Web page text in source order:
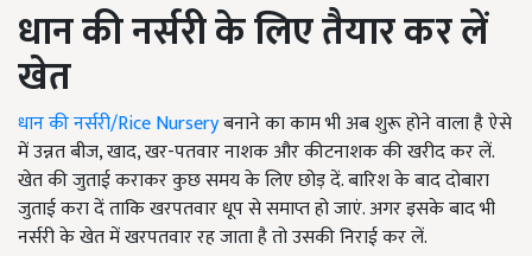
धान की नर्सरी के लिए तैयार कर लें
खेत
धान की नर्सरी/Rice Nurseryबनाने का काम भी अब शुरू होने वाला है ऐसे
में उन्नत बीज, खाद, खर-पतवार नाशक और कीटनाशक की खरीद कर लें.
खेत की जुताई कराकर कुछ समय के लिए छोड़ दें. बारिश के बाद दोबारा
जुताई करा दें ताकि खरपतवार धूप से समाप्त हो जाएं. अगर इसके बाद भी
नर्सरी के खेत में खरपतवार रह जाता है तो उसकी निराई कर लें.